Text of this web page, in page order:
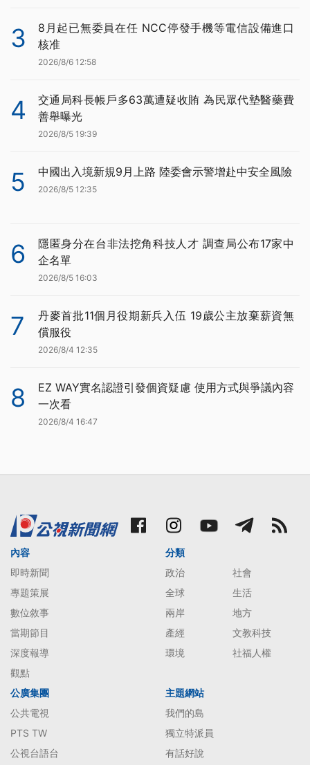
3
8月起已無委員在任 NCC停發手機等電信設備進口
核准
2026/8/6 12:58
4
交通局科長帳戶多63萬遭疑收賄 為民眾代墊醫藥費
善舉曝光
2026/8/5 19:39
5 中國出入境新規9月上路 陸委會示警增赴中安全風險
2026/8/5 12:35
6
隱匿身分在台非法挖角科技人才 調查局公布17家中
企名單
2026/8/5 16:03
7
丹麥首批11個月役期新兵入伍 19歲公主放棄薪資無
償服役
2026/8/4 12:35
8
EZ WAY實名認證引發個資疑慮 使用方式與爭議內容
一次看
2026/8/4 16:47
內容
即時新聞
專題策展
數位敘事
當期節目
深度報導
觀點
分類
政治
社會
全球
生活
兩岸
地方
產經
文教科技
環境
社福人權
公廣集團
公共電視
PTS TW
公視台語台
主題網站
我們的島
獨立特派員
有話好說